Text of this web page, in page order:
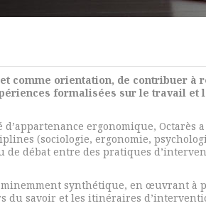
comme orientation, de contribuer à
formalisées sur le travail et
ergonomique, Octarès
(sociologie, ergonomie,
débat entre des pratiques
synthétique, en œuvrant à
du savoir et les itinéraires